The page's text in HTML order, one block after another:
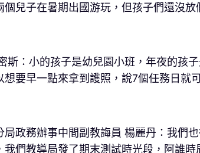
個兒子在暑期出國游玩，但孩子們還沒
斯：小的孩子是幼兒園小班，年夜的孩
要早一點來拿到護照，說7個任務日就
局政務辦事中間副教誨員 楊麗丹：我們
我們教導局發了期末測試時光段，阿誰